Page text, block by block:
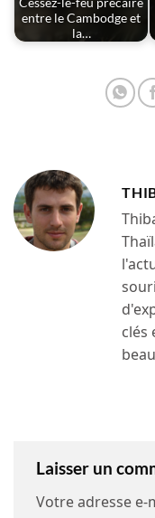
entre le Cambodge et
la…
clés
Laisser un
Votre adresse e-